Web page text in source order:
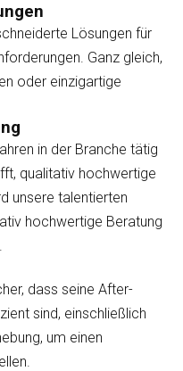
Lösungen für
Ganz gleich,
oder einzigartige
in der Branche tätig
qualitativ hochwertige
unsere talentierten
hochwertige Beratung
dass seine After-
sind, einschließlich
um einen